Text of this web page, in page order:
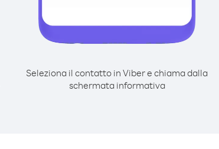
Seleziona il contatto in Viber e chiama dalla
schermata informativa